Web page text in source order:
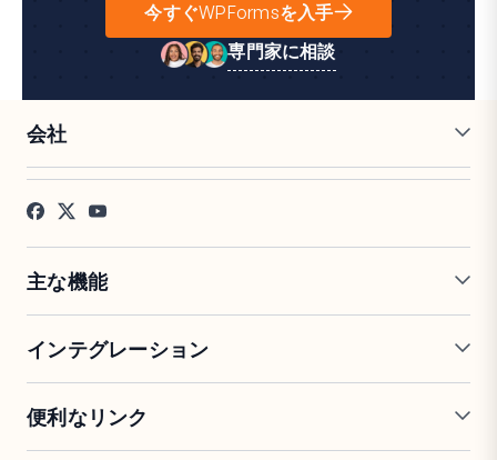
今すぐWPFormsを入手
専門家に相談
会社
採用情報
お客様の声
プレス
アフィリエイト
主な機能
条件付きロジック
会話型フォーム
フォームランディングページ
エントリー管理
PDF生成
署名フォーム
インテグレーション
Google Sheets
Salesforce
Stripe
便利なリンク